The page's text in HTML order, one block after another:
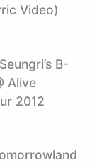
Video)
B-
Alive
2012